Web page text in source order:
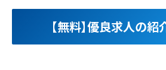
【無料】優良求人の紹